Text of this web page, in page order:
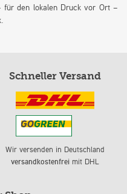
für den lokalen Druck vor Ort –
Schneller Versand
Wir versenden in Deutschland
versandkostenfreimit DHL